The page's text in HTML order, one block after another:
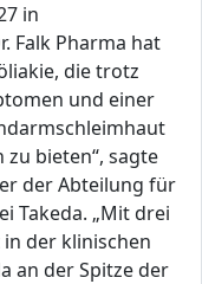
in
Falk Pharma hat
die trotz
und einer
bieten“, sagte
der Abteilung für
Takeda. „Mit drei
der klinischen
an der Spitze der